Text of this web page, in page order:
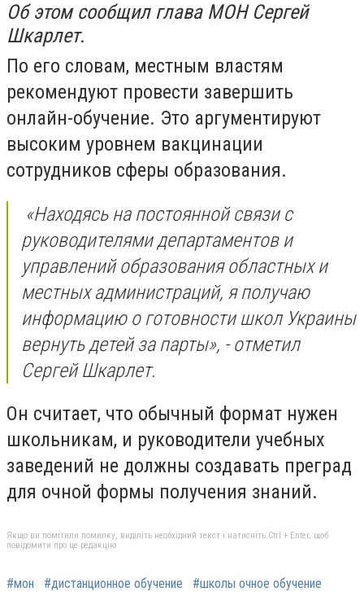
Об этом сообщил глава МОН Сергей
Шкарлет.
По его словам, местным властям
рекомендуют провести завершить
онлайн-обучение. Это аргументируют
высоким уровнем вакцинации
сотрудников сферы образования.
«Находясь на постоянной связи с
руководителями департаментов и
управлений образования областных и
местных администраций, я получаю
информацию о готовности школ Украины
вернуть детей за парты», - отметил
Сергей Шкарлет.
Он считает, что обычный формат нужен
школьникам, и руководители учебных
заведений не должны создавать преград
для очной формы получения знаний.
Якщо ви помітили помилку, виділіть необхідний текст і натисніть Ctrl + Enter, щоб
повідомити про це редакцію
#мон #дистанционное обучение #школы очное обучение